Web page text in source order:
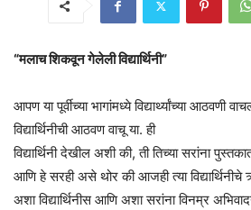
“मलाच शिकवून गेलेली विद्यार्थिनी”
आपण या पूर्वीच्या भागांमध्ये विद्यार्थ्यांच्या आठवणी
विद्यार्थिनीची आठवण वाचू या. ही
विद्यार्थिनी देखील अशी की, ती तिच्या सरांना
आणि हे सरही असे थोर की आजही त्या
अशा विद्यार्थिनीस आणि अशा सरांना विनम्र